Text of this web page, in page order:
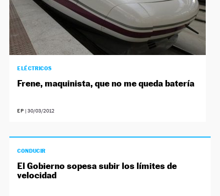
ELÉCTRICOS
Frene, maquinista, que no me queda batería
EP 30/03/2012
CONDUCIR
El Gobierno sopesa subir los límites de
velocidad